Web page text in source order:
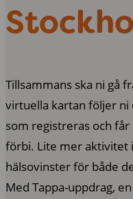
Tillsammans ska ni gå
virtuella kartan följer ni
som registreras och
förbi. Lite mer aktivitet
hälsovinster för både
Med Tappa-uppdrag,